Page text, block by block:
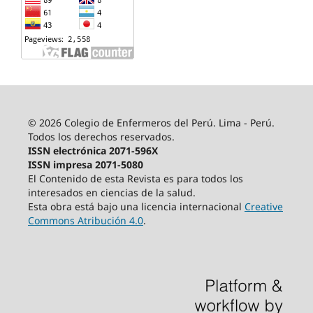
© 2026 Colegio de Enfermeros del Perú. Lima - Perú.
Todos los derechos reservados.
ISSN electrónica 2071-596X
ISSN impresa 2071-5080
El Contenido de esta Revista es para todos los
interesados en ciencias de la salud.
Esta obra está bajo una licencia internacional Creative
Commons Atribución 4.0.